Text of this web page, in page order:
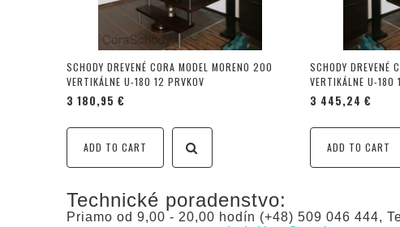
SCHODY DREVENÉ CORA MODEL MORENO 200
VERTIKÁLNE U-180 12 PRVKOV
3 180,95 €
ADD TO CART
SCHODY DREVENÉ
VERTIKÁLNE U-180
3 445,24 €
ADD TO CART
Technické poradenstvo:
Priamo od 9,00 - 20,00 hodín (+48) 509 046 444,